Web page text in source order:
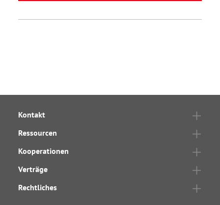
Kontakt
Ressourcen
Kooperationen
Verträge
Rechtliches